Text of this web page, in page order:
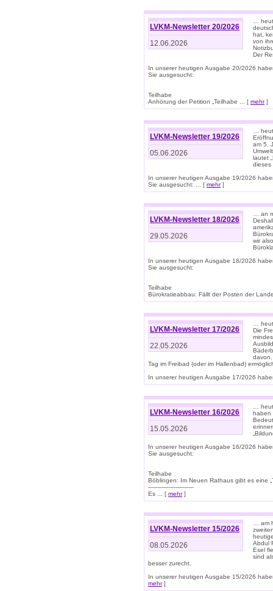
LVKM-Newsletter 20/2026
12.06.2026
…
hat,
von
Der
In unserer heutigen Ausgabe 20/2026
Sie ausgesucht:
Teilhabe
Anhörung der Petition „Teilhabe ... [ mehr]
LVKM-Newsletter 19/2026
05.06.2026
…
am 5.
lautet
dieses
In unserer heutigen Ausgabe 19/2026
Sie ausgesucht: ... [ mehr]
LVKM-Newsletter 18/2026
29.05.2026
… an
wir
In unserer heutigen Ausgabe 18/2026
Sie ausgesucht:
Teilhabe
Bürokratieabbau: Fällt der Posten der
LVKM-Newsletter 17/2026
22.05.2026
…
Die
davon.
Tag im Freibad (oder im Hallenbad)
In unserer heutigen Ausgabe 17/2026
LVKM-Newsletter 16/2026
15.05.2026
…
haben
In unserer heutigen Ausgabe 16/2026
Sie ausgesucht:
Teilhabe
Böblingen: Im Neuen Rathaus gibt es eine
-------------------------
Es ... [ mehr]
LVKM-Newsletter 15/2026
08.05.2026
… am
Abdul
Esel
sind
besser zurecht.
In unserer heutigen Ausgabe 15/2026
mehr]